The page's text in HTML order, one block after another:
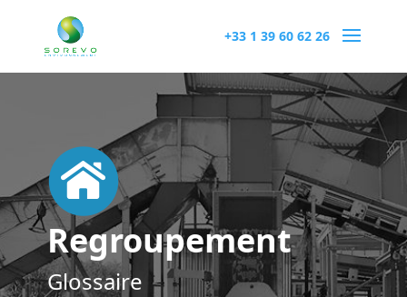
+33 1 39 60 62 26
Regroupement
Glossaire